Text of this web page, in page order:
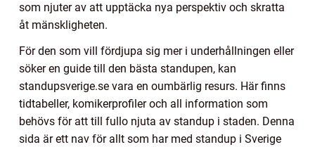
som njuter av att upptäcka nya perspektiv och skratta
åt mänskligheten.
För den som vill fördjupa sig mer i underhållningen eller
söker en guide till den bästa standupen, kan
standupsverige.se vara en oumbärlig resurs. Här finns
tidtabeller, komikerprofiler och all information som
behövs för att till fullo njuta av standup i staden. Denna
sida är ett nav för allt som har med standup i Sverige